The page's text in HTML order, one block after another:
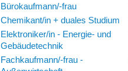
Bürokaufmann/-frau
Chemikant/in + duales Studium
Elektroniker/in - Energie- und
Gebäudetechnik
Fachkaufmann/-frau -